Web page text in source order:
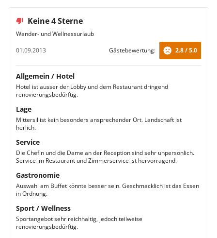
Keine 4 Sterne
Wander- und Wellnessurlaub
01.09.2013
Gästebewertung: 2.8 / 5.0
Allgemein / Hotel
Hotel ist ausser der Lobby und dem Restaurant dringend
renovierungsbedürftig.
Lage
Mittersil ist kein besonders ansprechender Ort. Landschaft ist
herlich.
Service
Die Chefin und die Dame an der Reception sind sehr unpersönlich.
Service im Restaurant und Zimmerservice ist hervorragend.
Gastronomie
Auswahl am Buffet könnte besser sein. Geschmacklich ist das Essen
in Ordnung.
Sport / Wellness
Sportangebot sehr reichhaltig, jedoch teilweise
renovierungsbedürftig.